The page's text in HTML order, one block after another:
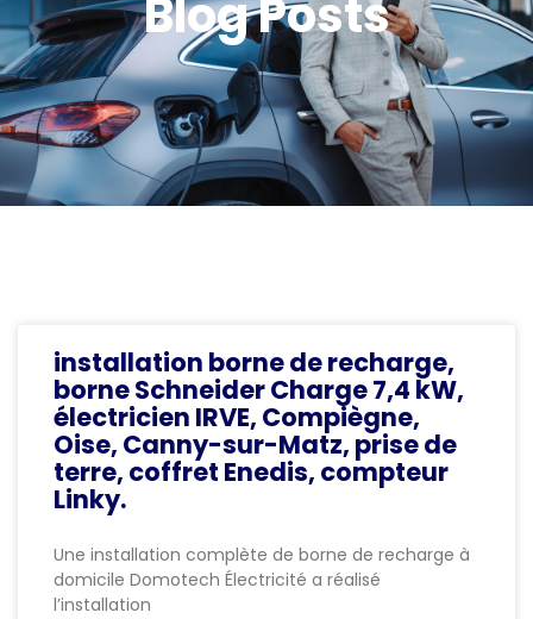
Blog Posts
installation borne de recharge,
borne Schneider Charge 7,4 kW,
électricien IRVE, Compiègne,
Oise, Canny-sur-Matz, prise de
terre, coffret Enedis, compteur
Linky.
Une installation complète de borne de recharge à
domicile Domotech Électricité a réalisé
l’installation